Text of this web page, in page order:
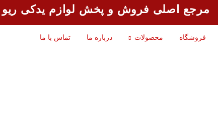
مرجع اصلی فروش و پخش لوازم یدکی ریو
فروشگاه محصولات درباره ما تماس با ما